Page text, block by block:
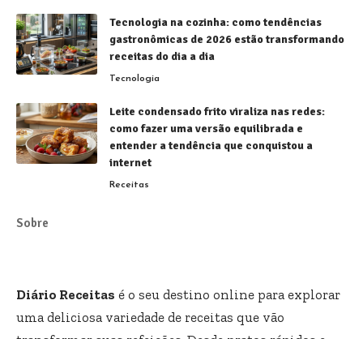
Tecnologia na cozinha: como tendências
gastronômicas de 2026 estão transformando
receitas do dia a dia
Tecnologia
Leite condensado frito viraliza nas redes:
como fazer uma versão equilibrada e
entender a tendência que conquistou a
internet
Receitas
Sobre
Diário Receitas é o seu destino online para explorar
uma deliciosa variedade de receitas que vão